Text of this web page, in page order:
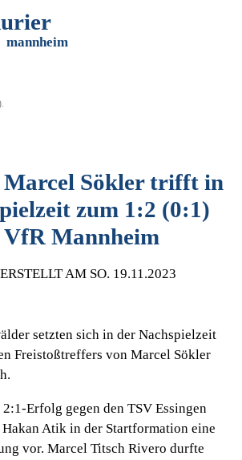
urier
mannheim
Marcel Sökler trifft in
zum 1:2 (0:1)
VfR Mannheim
AM SO. 19.11.2023
setzten sich in der Nachspielzeit
Freistoßtreffers von Marcel Sökler
Erfolg gegen den TSV Essingen
Atik in der Startformation eine
vor. Marcel Titsch Rivero durfte